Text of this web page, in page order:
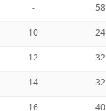
- 58
10 24
12 32
14 32
16 40